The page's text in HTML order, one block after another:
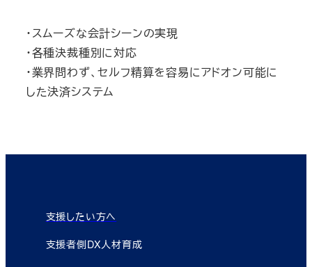
・スムーズな会計シーンの実現
・各種決裁種別に対応
・業界問わず、セルフ精算を容易にアドオン可能に
した決済システム
支援したい方へ
支援者側DX人材育成